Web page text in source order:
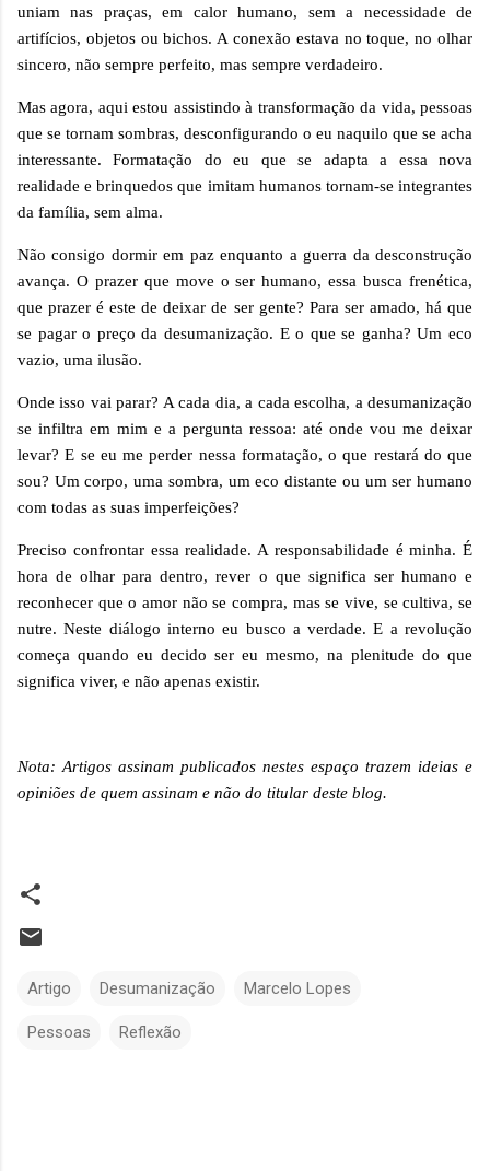
uniam nas praças, em calor humano, sem a necessidade de
artifícios, objetos ou bichos. A conexão estava no toque, no olhar
sincero, não sempre perfeito, mas sempre verdadeiro.
Mas agora, aqui estou assistindo à transformação da vida, pessoas
que se tornam sombras, desconfigurando o eu naquilo que se acha
interessante. Formatação do eu que se adapta a essa nova
realidade e brinquedos que imitam humanos tornam-se integrantes
da família, sem alma.
Não consigo dormir em paz enquanto a guerra da desconstrução
avança. O prazer que move o ser humano, essa busca frenética,
que prazer é este de deixar de ser gente? Para ser amado, há que
se pagar o preço da desumanização. E o que se ganha? Um eco
vazio, uma ilusão.
Onde isso vai parar? A cada dia, a cada escolha, a desumanização
se infiltra em mim e a pergunta ressoa: até onde vou me deixar
levar? E se eu me perder nessa formatação, o que restará do que
sou? Um corpo, uma sombra, um eco distante ou um ser humano
com todas as suas imperfeições?
Preciso confrontar essa realidade. A responsabilidade é minha. É
hora de olhar para dentro, rever o que significa ser humano e
reconhecer que o amor não se compra, mas se vive, se cultiva, se
nutre. Neste diálogo interno eu busco a verdade. E a revolução
começa quando eu decido ser eu mesmo, na plenitude do que
significa viver, e não apenas existir.
Nota: Artigos assinam publicados nestes espaço trazem ideias e
opiniões de quem assinam e não do titular deste blog.
Artigo Desumanização Marcelo Lopes
Pessoas Reflexão